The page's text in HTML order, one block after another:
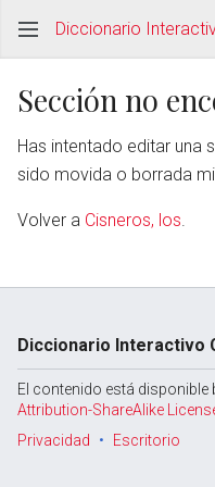
Diccionario
Sección no
Has intentado editar una
sido movida o borrada
Volver a Cisneros, los.
Diccionario Interactivo
El contenido está disponible
Attribution-ShareAlike
Privacidad
Escritorio